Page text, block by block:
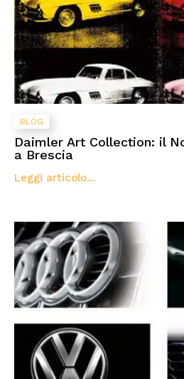
BLOG
Daimler Art Collection: il
a Brescia
Leggi articolo...